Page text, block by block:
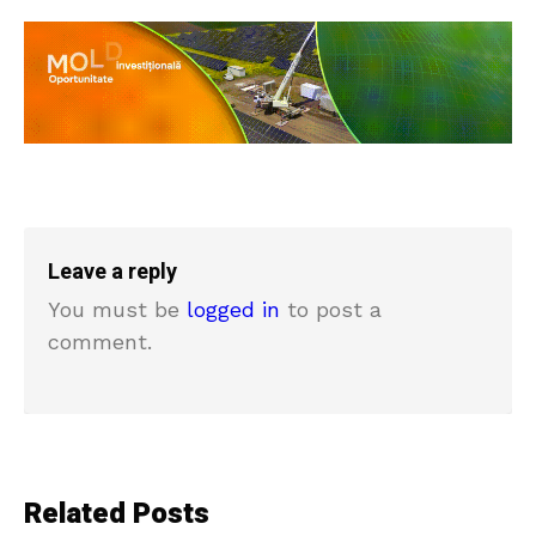
Leave a reply
You must be logged in to post a
comment.
Related Posts